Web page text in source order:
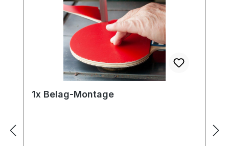
1x Belag-Montage